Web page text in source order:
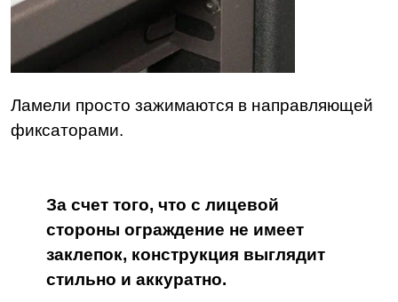
Ламели просто зажимаются в направляющей
фиксаторами.
За счет того, что с лицевой
стороны ограждение не имеет
заклепок, конструкция выглядит
стильно и аккуратно.